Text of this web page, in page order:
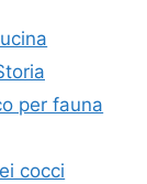
per fauna
cocci